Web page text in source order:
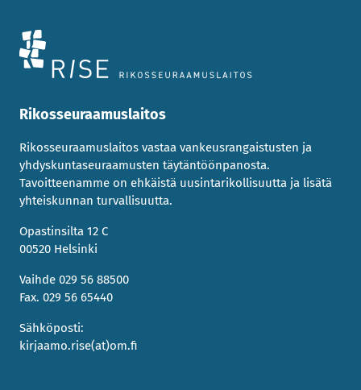
Rikosseuraamuslaitos
Rikosseuraamuslaitos vastaa vankeusrangaistusten ja
yhdyskuntaseuraamusten täytäntöönpanosta.
Tavoitteenamme on ehkäistä uusintarikollisuutta ja lisätä
yhteiskunnan turvallisuutta.
Opastinsilta 12 C
00520 Helsinki
Vaihde 029 56 88500
Fax. 029 56 65440
Sähköposti:
kirjaamo.rise(at)om.fi